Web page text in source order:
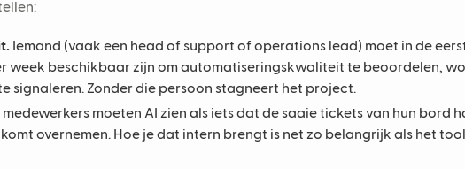
Iemand (vaak een head of support of operations lead) moet in de
week beschikbaar zijn om automatiseringskwaliteit te beoordelen,
signaleren. Zonder die persoon stagneert het project.
medewerkers moeten AI zien als iets dat de saaie tickets van hun bord
overnemen. Hoe je dat intern brengt is net zo belangrijk als het